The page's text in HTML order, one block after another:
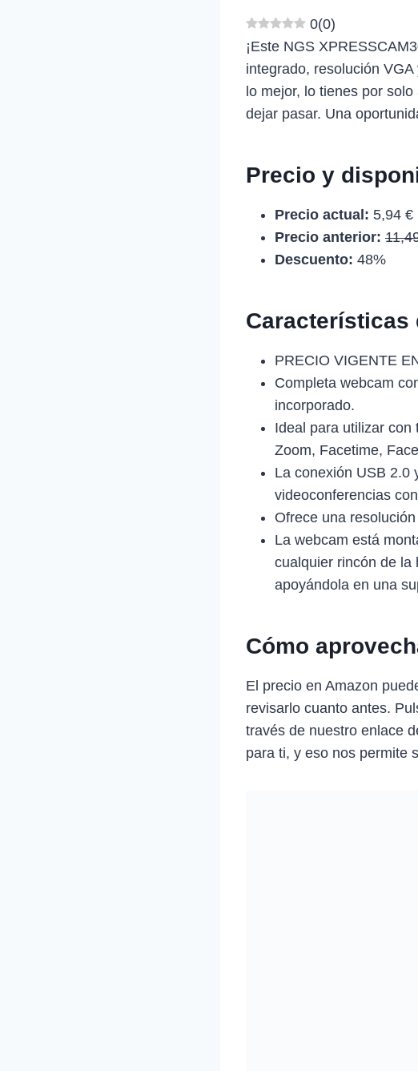
0(0)
¡Este NGS
integrado, resolución
lo mejor, lo tienes por solo
dejar pasar. Una
Precio y
Precio actual: 5,94 €
Precio anterior:
Descuento: 48%
Características
PRECIO VIGENTE
Completa webcam
incorporado.
Ideal para utilizar con
Zoom, Facetime,
La conexión USB 2.0
videoconferencias
Ofrece una
La webcam está
cualquier rincón de la
apoyándola en una
Cómo
El precio en Amazon
revisarlo cuanto antes.
través de nuestro enlace
para ti, y eso nos permite